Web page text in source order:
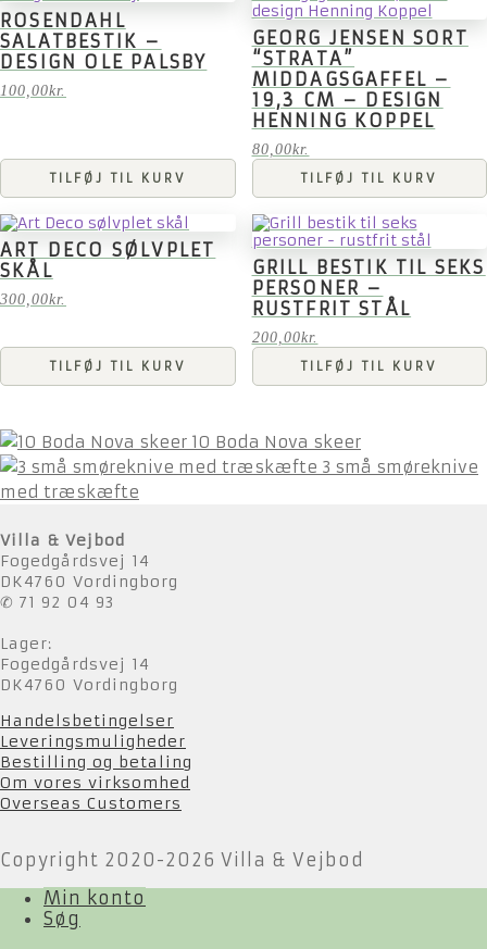
ROSENDAHL
SALATBESTIK –
DESIGN OLE PALSBY
100,00kr.
TILFØJ TIL KURV
GEORG JENSEN SORT
“STRATA”
MIDDAGSGAFFEL –
19,3 CM – DESIGN
HENNING KOPPEL
80,00kr.
TILFØJ TIL KURV
ART DECO SØLVPLET
SKÅL
300,00kr.
TILFØJ TIL KURV
GRILL BESTIK TIL SEKS
PERSONER –
RUSTFRIT STÅL
200,00kr.
TILFØJ TIL KURV
10 Boda Nova skeer
3 små smøreknive
med træskæfte
Villa & Vejbod
Fogedgårdsvej 14
DK4760 Vordingborg
✆ 71 92 04 93
Lager:
Fogedgårdsvej 14
DK4760 Vordingborg
Handelsbetingelser
Leveringsmuligheder
Bestilling og betaling
Om vores virksomhed
Overseas Customers
Copyright 2020-2026 Villa & Vejbod
Min konto
Søg